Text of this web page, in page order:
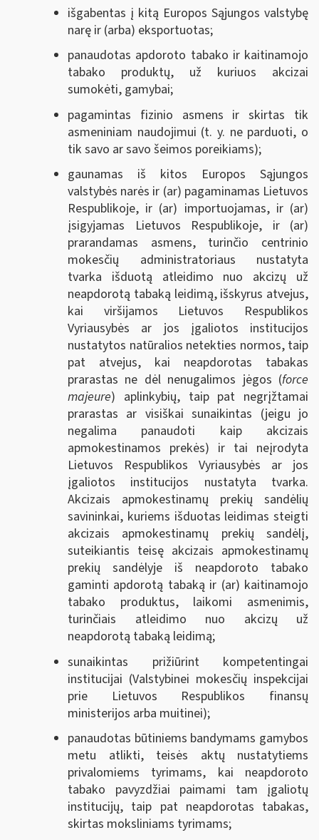
išgabentas į kitą Europos Sąjungos valstybę
narę ir (arba) eksportuotas;
panaudotas apdoroto tabako ir kaitinamojo
tabako produktų, už kuriuos akcizai
sumokėti, gamybai;
pagamintas fizinio asmens ir skirtas tik
asmeniniam naudojimui (t. y. ne parduoti, o
tik savo ar savo šeimos poreikiams);
gaunamas iš kitos Europos Sąjungos
valstybės narės ir (ar) pagaminamas Lietuvos
Respublikoje, ir (ar) importuojamas, ir (ar)
įsigyjamas Lietuvos Respublikoje, ir (ar)
prarandamas asmens, turinčio centrinio
mokesčių administratoriaus nustatyta
tvarka išduotą atleidimo nuo akcizų už
neapdorotą tabaką leidimą, išskyrus atvejus,
kai viršijamos Lietuvos Respublikos
Vyriausybės ar jos įgaliotos institucijos
nustatytos natūralios netekties normos, taip
pat atvejus, kai neapdorotas tabakas
prarastas ne dėl nenugalimos jėgos (force
majeure) aplinkybių, taip pat negrįžtamai
prarastas ar visiškai sunaikintas (jeigu jo
negalima panaudoti kaip akcizais
apmokestinamos prekės) ir tai neįrodyta
Lietuvos Respublikos Vyriausybės ar jos
įgaliotos institucijos nustatyta tvarka.
Akcizais apmokestinamų prekių sandėlių
savininkai, kuriems išduotas leidimas steigti
akcizais apmokestinamų prekių sandėlį,
suteikiantis teisę akcizais apmokestinamų
prekių sandėlyje iš neapdoroto tabako
gaminti apdorotą tabaką ir (ar) kaitinamojo
tabako produktus, laikomi asmenimis,
turinčiais atleidimo nuo akcizų už
neapdorotą tabaką leidimą;
sunaikintas prižiūrint kompetentingai
institucijai (Valstybinei mokesčių inspekcijai
prie Lietuvos Respublikos finansų
ministerijos arba muitinei);
panaudotas būtiniems bandymams gamybos
metu atlikti, teisės aktų nustatytiems
privalomiems tyrimams, kai neapdoroto
tabako pavyzdžiai paimami tam įgaliotų
institucijų, taip pat neapdorotas tabakas,
skirtas moksliniams tyrimams;